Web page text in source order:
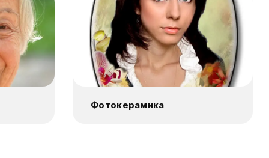
Фотокерамика